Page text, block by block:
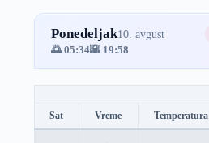
Ponedeljak10. avgust
🌅 05:34🌇 19:58
Sat Vreme Temperatura